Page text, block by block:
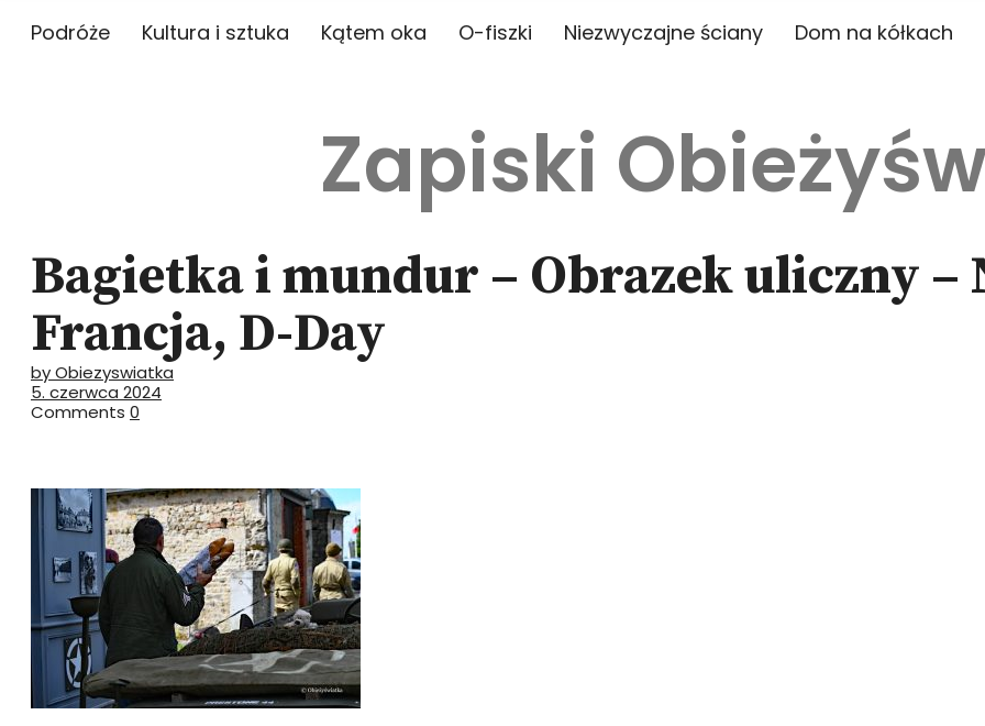
Podróże Kultura i sztuka Kątem oka O-fiszki Niezwyczajne ściany Dom na kółkach
Zapiski
Bagietka i mundur – Obrazek uliczny –
Francja, D-Day
by Obiezyswiatka
5. czerwca 2024
Comments 0